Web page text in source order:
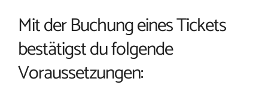
Mit der Buchung eines Tickets
bestätigst du folgende
Voraussetzungen: